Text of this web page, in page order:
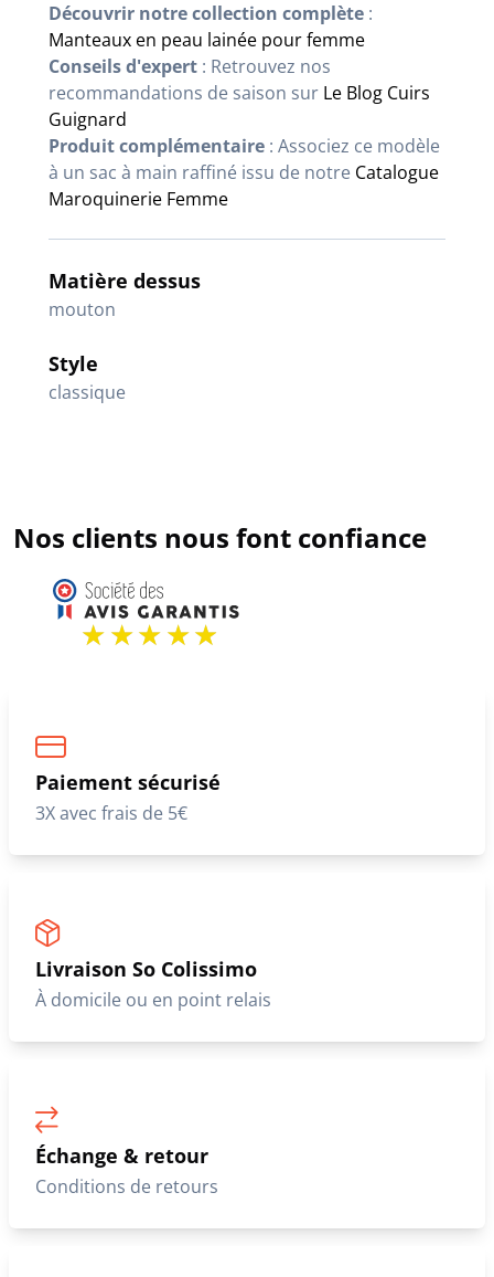
Découvrir notre collection complète :
Manteaux en peau lainée pour femme
Conseils d'expert : Retrouvez nos
recommandations de saison sur Le Blog Cuirs
Guignard
Produit complémentaire : Associez ce modèle
à un sac à main raffiné issu de notre Catalogue
Maroquinerie Femme
Matière dessus
mouton
Style
classique
Nos clients nous font confiance
Paiement sécurisé
3X avec frais de 5€
Livraison So Colissimo
À domicile ou en point relais
Échange & retour
Conditions de retours